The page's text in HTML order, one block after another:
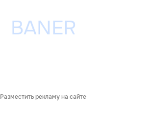
Разместить рекламу на сайте